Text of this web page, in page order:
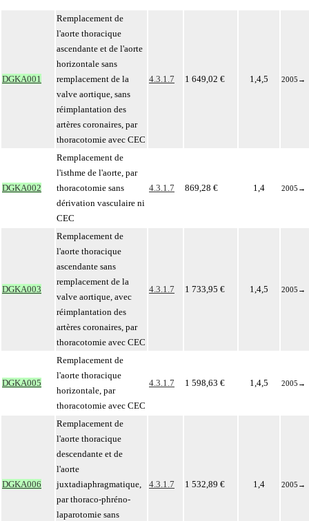
DGKA001
Remplacement de
l'aorte thoracique
ascendante et de l'aorte
horizontale sans
remplacement de la
valve aortique, sans
réimplantation des
artères coronaires, par
thoracotomie avec CEC
4.3.1.7 1 649,02 € 1,4,5 2005 →
DGKA002
Remplacement de
l'isthme de l'aorte, par
thoracotomie sans
dérivation vasculaire ni
CEC
4.3.1.7 869,28 € 1,4 2005 →
DGKA003
Remplacement de
l'aorte thoracique
ascendante sans
remplacement de la
valve aortique, avec
réimplantation des
artères coronaires, par
thoracotomie avec CEC
4.3.1.7 1 733,95 € 1,4,5 2005 →
DGKA005
Remplacement de
l'aorte thoracique
horizontale, par
thoracotomie avec CEC
4.3.1.7 1 598,63 € 1,4,5 2005 →
DGKA006
Remplacement de
l'aorte thoracique
descendante et de
l'aorte
juxtadiaphragmatique,
par thoraco-phréno-
laparotomie sans
4.3.1.7 1 532,89 € 1,4 2005 →